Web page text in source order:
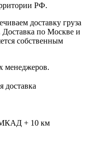
РФ.
доставку груза
по Москве и
собственным
менеджеров.
доставка
МКАД + 10 км